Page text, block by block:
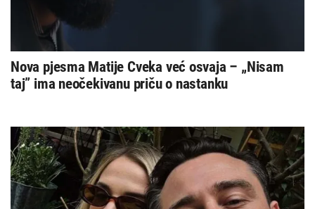
Nova pjesma Matije Cveka već osvaja – „Nisam
taj” ima neočekivanu priču o nastanku